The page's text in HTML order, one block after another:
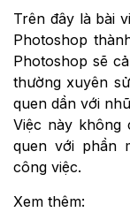
Trên đây là bài
Photoshop
Photoshop sẽ
thường xuyên
quen dần với
Việc này không
quen với phần
công việc.
Xem thêm: